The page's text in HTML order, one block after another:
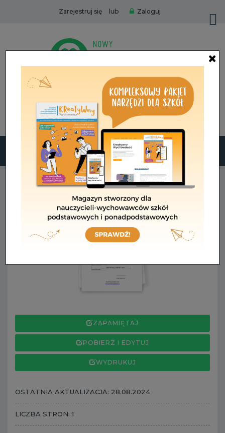
Zarejestruj się lub Zaloguj
ZAPAMIĘTAJ
POBIERZ I EDYTUJ
WYDRUKUJ
OSTATNIA AKTUALIZACJA: 28.08.2024
LICZBA STRON: 1